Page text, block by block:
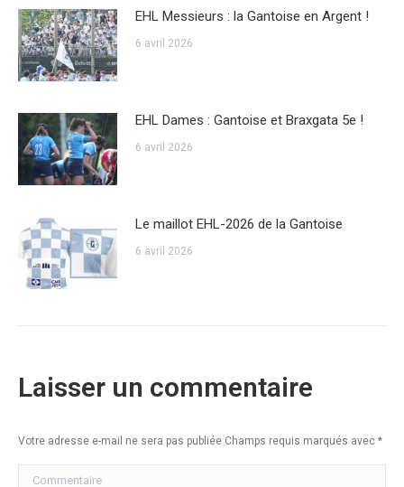
EHL Messieurs : la Gantoise en Argent !
6 avril 2026
EHL Dames : Gantoise et Braxgata 5e !
6 avril 2026
Le maillot EHL-2026 de la Gantoise
6 avril 2026
Laisser un commentaire
Votre adresse e-mail ne sera pas publiée Champs requis marqués avec *
Commentaire